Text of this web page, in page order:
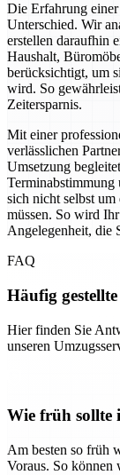
Die Erfahrung
Unterschied. Wir
erstellen daraufhin
Haushalt,
berücksichtigt, um
wird. So
Zeitersparnis.
Mit einer
verlässlichen
Umsetzung
sich nicht selbst um
müssen. So wird
Angelegenheit, die
FAQ
Häufig
Hier finden Sie
unseren
Wie früh sollte
Am besten so früh
Voraus. So können